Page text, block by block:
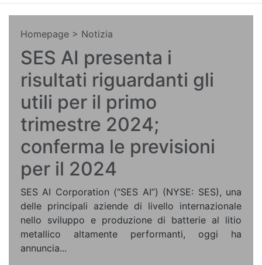
Homepage > Notizia
SES AI presenta i
risultati riguardanti gli
utili per il primo
trimestre 2024;
conferma le previsioni
per il 2024
SES AI Corporation (“SES AI”) (NYSE: SES), una
delle principali aziende di livello internazionale
nello sviluppo e produzione di batterie al litio
metallico altamente performanti, oggi ha
annuncia...